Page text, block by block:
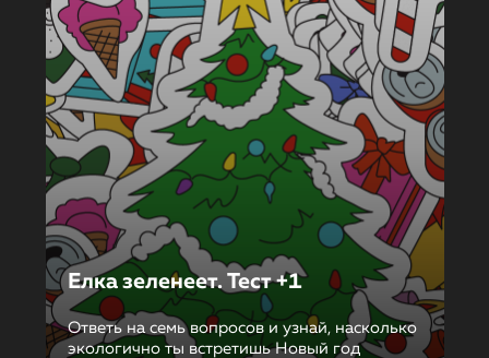
Елка зеленеет. Тест +1
Ответь на семь вопросов и узнай, насколько
экологично ты встретишь Новый год